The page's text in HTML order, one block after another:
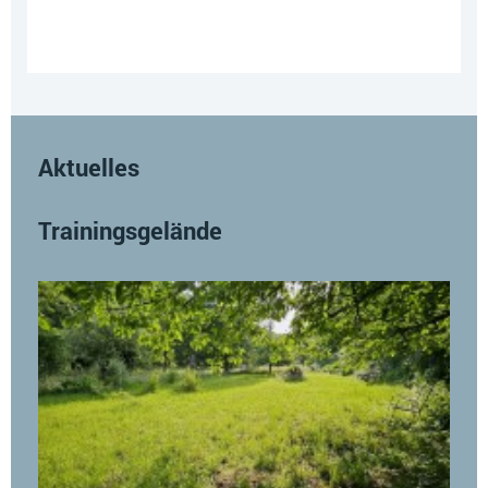
Aktuelles
Trainingsgelände